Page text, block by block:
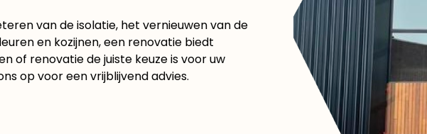
van de isolatie, het vernieuwen van de
en kozijnen, een renovatie biedt
of renovatie de juiste keuze is voor uw
op voor een vrijblijvend advies.